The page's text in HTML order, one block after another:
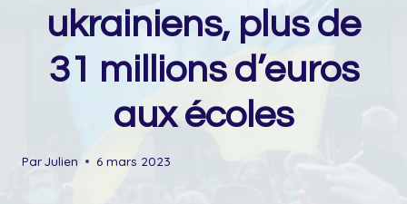
ukrainiens, plus de
31 millions d’euros
aux écoles
ParJulien 6 mars 2023